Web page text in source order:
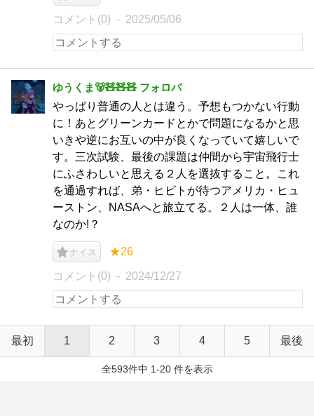
コメント(0) 2025/05/06
ゆうくま🐻🧸🧸🧸 フォロバ
やっぱり普通の人とは違う。予想もつかない行動
に！あとグリーンカードとかで問題になるかと思
いきや逆にお互いの中が良くなっていて嬉しいで
す。三次試験、最後の課題は仲間から宇宙飛行士
にふさわしいと思える２人を選抜すること。これ
を通過すれば、弟・ヒビトが待つアメリカ・ヒュ
ーストン、NASAへと旅立てる。２人は一体、誰
なのか!？
ナイス ★26
コメント(0) 2024/12/27
最初 1 2 3 4 5 最後
全593件中 1-20 件を表示